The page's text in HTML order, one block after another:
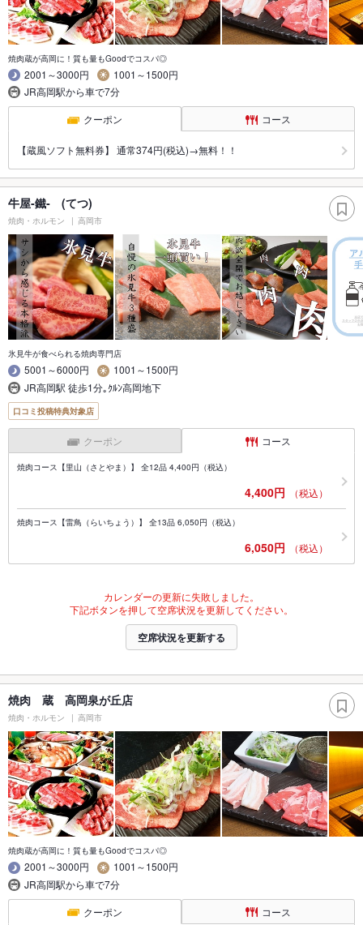
焼肉蔵が高岡に！質も量もGoodでコスパ◎
2001～3000円
1001～1500円
JR高岡駅から車で7分
クーポン コース
【蔵風ソフト無料券】 通常374円(税込)→無料！！
牛屋‐鐵‐ (てつ)
焼肉・ホルモン 高岡市
氷見牛が食べられる焼肉専門店
5001～6000円
1001～1500円
JR高岡駅 徒歩1分｡ｸﾙﾝ高岡地下
口コミ投稿特典対象店
クーポン コース
焼肉コース【里山（さとやま）】 全12品 4,400円（税込）
4,400円 （税込）
焼肉コース【雷鳥（らいちょう）】 全13品 6,050円（税込）
6,050円 （税込）
カレンダーの更新に失敗しました。
下記ボタンを押して空席状況を更新してください。
空席状況を更新する
焼肉 蔵 高岡泉が丘店
焼肉・ホルモン 高岡市
焼肉蔵が高岡に！質も量もGoodでコスパ◎
2001～3000円
1001～1500円
JR高岡駅から車で7分
クーポン コース